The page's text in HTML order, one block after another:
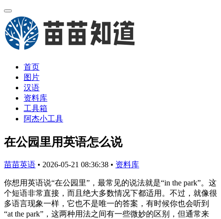
首页
图片
汉语
资料库
工具箱
阿杰小工具
在公园里用英语怎么说
苗苗英语 • 2026-05-21 08:36:38 • 资料库
你想用英语说“在公园里”，最常见的说法就是“in the park”。这
个短语非常直接，而且绝大多数情况下都适用。不过，就像很
多语言现象一样，它也不是唯一的答案，有时候你也会听到
“at the park”，这两种用法之间有一些微妙的区别，但通常来